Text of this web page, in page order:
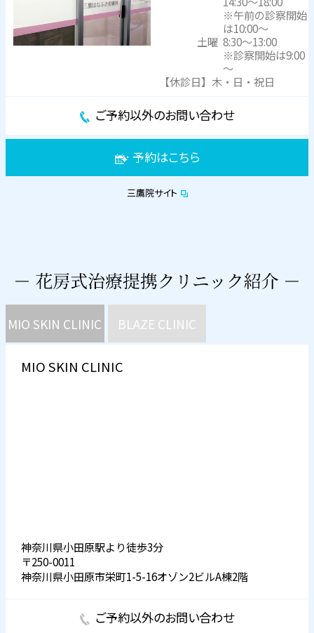
※午前の診察開始
は10:00～
土曜 8:30～13:00
※診察開始は9:00
～
【休診日】木・日・祝日
ご予約以外のお問い合わせ
予約はこちら
三鷹院サイト
MIO SKIN CLINIC BLAZE CLINIC
MIO SKIN CLINIC
神奈川県小田原駅より徒歩3分
〒250-0011
神奈川県小田原市栄町1-5-16オゾン2ビルA棟2階
ご予約以外のお問い合わせ